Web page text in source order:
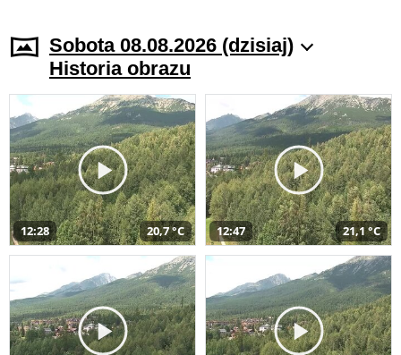
Sobota 08.08.2026 (dzisiaj)
Historia obrazu
12:28 20,7 °C 12:47 21,1 °C